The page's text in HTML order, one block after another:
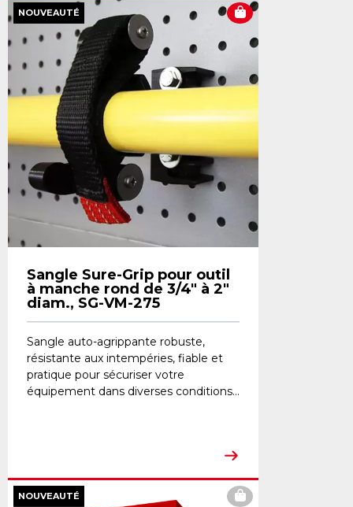
NOUVEAUTÉ
Sangle Sure-Grip pour outil
à manche rond de 3/4" à 2"
diam., SG-VM-275
Sangle auto-agrippante robuste,
résistante aux intempéries, fiable et
pratique pour sécuriser votre
équipement dans diverses conditions...
NOUVEAUTÉ